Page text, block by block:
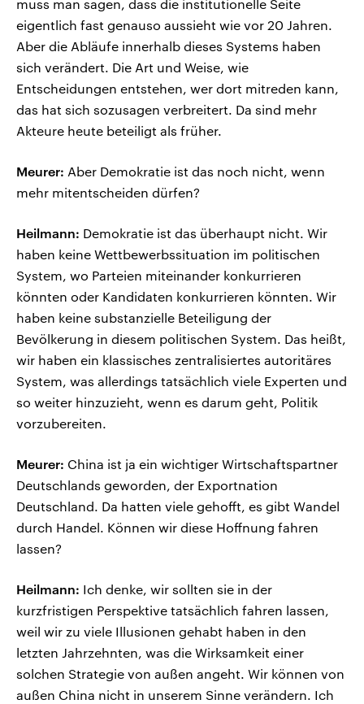
muss man sagen, dass die institutionelle Seite
eigentlich fast genauso aussieht wie vor 20 Jahren.
Aber die Abläufe innerhalb dieses Systems haben
sich verändert. Die Art und Weise, wie
Entscheidungen entstehen, wer dort mitreden kann,
das hat sich sozusagen verbreitert. Da sind mehr
Akteure heute beteiligt als früher.
Meurer: Aber Demokratie ist das noch nicht, wenn
mehr mitentscheiden dürfen?
Heilmann: Demokratie ist das überhaupt nicht. Wir
haben keine Wettbewerbssituation im politischen
System, wo Parteien miteinander konkurrieren
könnten oder Kandidaten konkurrieren könnten. Wir
haben keine substanzielle Beteiligung der
Bevölkerung in diesem politischen System. Das heißt,
wir haben ein klassisches zentralisiertes autoritäres
System, was allerdings tatsächlich viele Experten und
so weiter hinzuzieht, wenn es darum geht, Politik
vorzubereiten.
Meurer: China ist ja ein wichtiger Wirtschaftspartner
Deutschlands geworden, der Exportnation
Deutschland. Da hatten viele gehofft, es gibt Wandel
durch Handel. Können wir diese Hoffnung fahren
lassen?
Heilmann: Ich denke, wir sollten sie in der
kurzfristigen Perspektive tatsächlich fahren lassen,
weil wir zu viele Illusionen gehabt haben in den
letzten Jahrzehnten, was die Wirksamkeit einer
solchen Strategie von außen angeht. Wir können von
außen China nicht in unserem Sinne verändern. Ich